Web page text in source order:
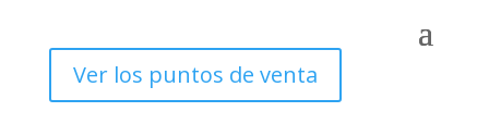
Ver los puntos de venta